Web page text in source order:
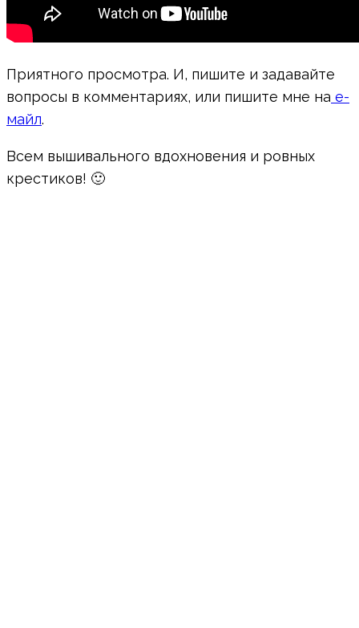
Приятного просмотра. И, пишите и задавайте
вопросы в комментариях, или пишите мне на е-
майл.
Всем вышивального вдохновения и ровных
крестиков! 🙂